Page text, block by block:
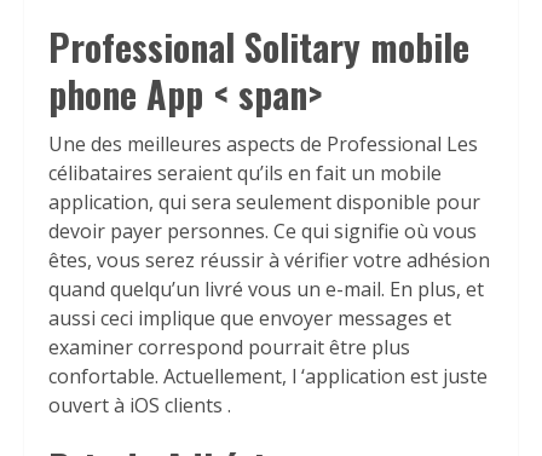
Professional Solitary mobile
phone App < span>
Une des meilleures aspects de Professional Les
célibataires seraient qu’ils en fait un mobile
application, qui sera seulement disponible pour
devoir payer personnes. Ce qui signifie où vous
êtes, vous serez réussir à vérifier votre adhésion
quand quelqu’un livré vous un e-mail. En plus, et
aussi ceci implique que envoyer messages et
examiner correspond pourrait être plus
confortable. Actuellement, l ‘application est juste
ouvert à iOS clients .